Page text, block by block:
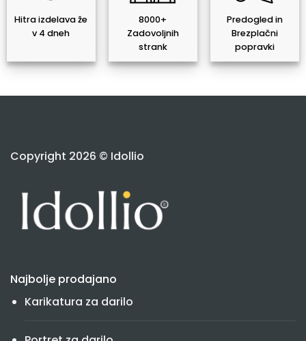
Hitra izdelava že
v 4 dneh
8000+
Zadovoljnih
strank
Predogled in
Brezplačni
popravki
Copyright 2026 © Idollio
Najbolje prodajano
Karikatura za darilo